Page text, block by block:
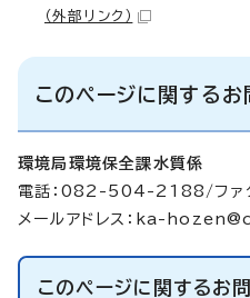
（外部リンク）
このページに関する
環境局環境保全課水質係
電話：082-504-2188/フ
メールアドレス： ka-
このページに関するお